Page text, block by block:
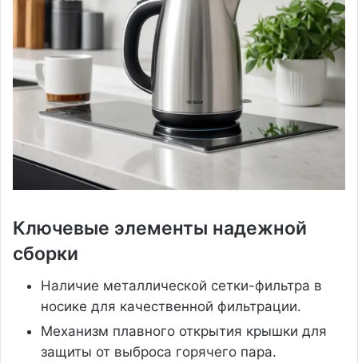
Ключевые элементы надежной
сборки
Наличие металлической сетки-фильтра в
носике для качественной фильтрации.
Механизм плавного открытия крышки для
защиты от выброса горячего пара.